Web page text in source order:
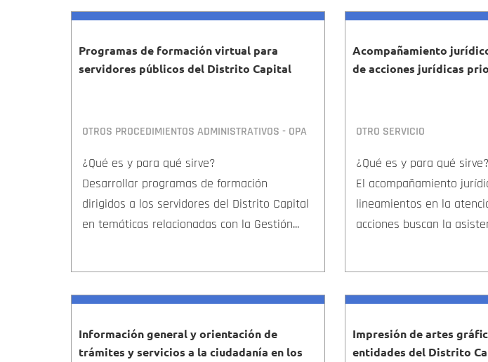
Programas de formación virtual para
servidores públicos del Distrito Capital
OTROS PROCEDIMIENTOS ADMINISTRATIVOS - OPA
¿Qué es y para qué sirve?
Desarrollar programas de formación
dirigidos a los servidores del Distrito Capital
en temáticas relacionadas con la Gestión...
Acompañamiento
de acciones jurídicas
OTRO SERVICIO
¿Qué es y para qué sirve?
El acompañamiento
lineamientos en la
acciones buscan la
Información general y orientación de
trámites y servicios a la ciudadanía en los
Impresión de artes
entidades del Distrito